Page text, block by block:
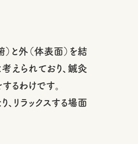
と外（体表面）を結
えられており、鍼灸
るわけです。
リラックスする場面